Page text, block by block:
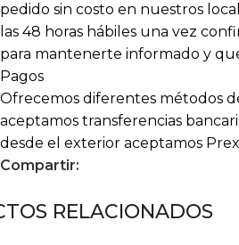
pedido sin costo en nuestros
las 48 horas hábiles una vez
para mantenerte informado y
Pagos
Ofrecemos diferentes métodos
aceptamos transferencias
desde el exterior aceptamos
Compartir:
RELACIONADOS